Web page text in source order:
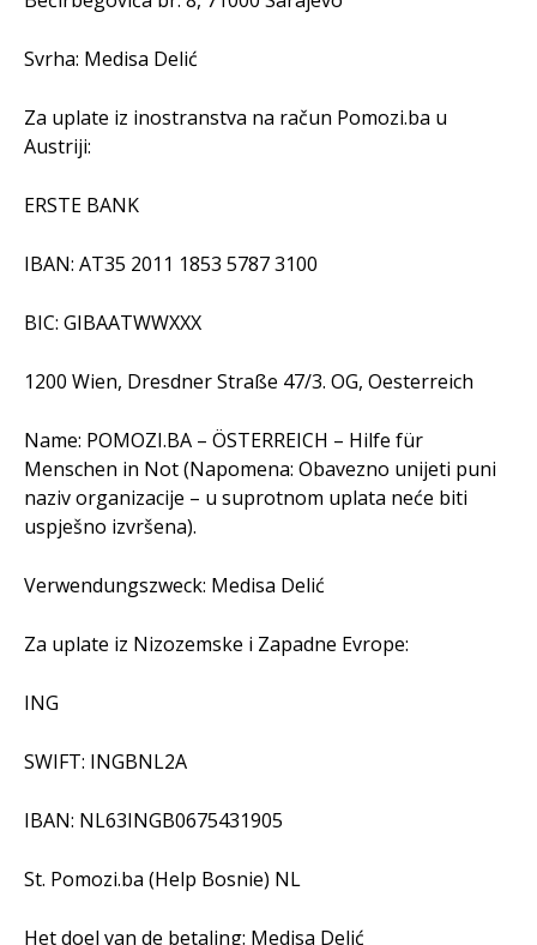
Svrha: Medisa Delić
Za uplate iz inostranstva na račun Pomozi.ba u
Austriji:
ERSTE BANK
IBAN: AT35 2011 1853 5787 3100
BIC: GIBAATWWXXX
1200 Wien, Dresdner Straße 47/3. OG, Oesterreich
Name: POMOZI.BA – ÖSTERREICH – Hilfe für
Menschen in Not (Napomena: Obavezno unijeti puni
naziv organizacije – u suprotnom uplata neće biti
uspješno izvršena).
Verwendungszweck: Medisa Delić
Za uplate iz Nizozemske i Zapadne Evrope:
ING
SWIFT: INGBNL2A
IBAN: NL63INGB0675431905
St. Pomozi.ba (Help Bosnie) NL
Het doel van de betaling: Medisa Delić